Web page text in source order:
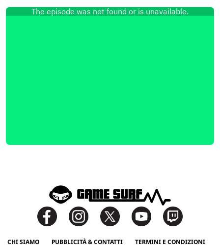
CHI SIAMO PUBBLICITÀ & CONTATTI TERMINI E CONDIZIONI